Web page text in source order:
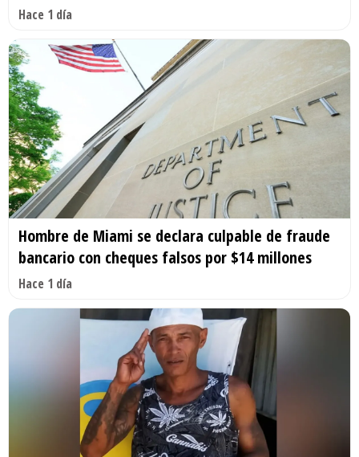
Hace 1 día
Hombre de Miami se declara culpable de fraude
bancario con cheques falsos por $14 millones
Hace 1 día